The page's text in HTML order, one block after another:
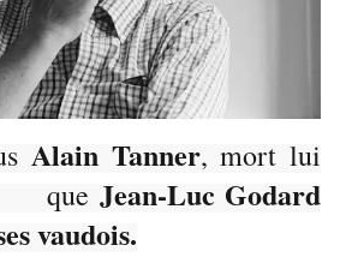
Alain Tanner, mort lui
Jean-Luc Godard
vaudois.